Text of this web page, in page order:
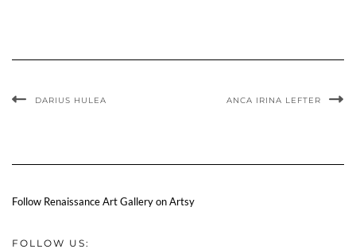
DARIUS HULEA ANCA IRINA LEFTER
Follow Renaissance Art Gallery on Artsy
FOLLOW US: